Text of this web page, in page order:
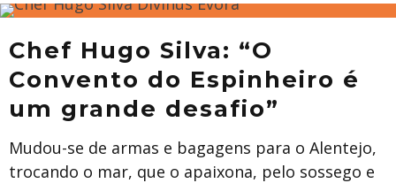
Chef Hugo Silva: “O
Convento do Espinheiro é
um grande desafio”
Mudou-se de armas e bagagens para o Alentejo,
trocando o mar, que o apaixona, pelo sossego e